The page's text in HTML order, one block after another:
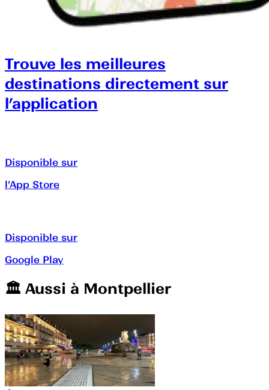
Trouve les meilleures
destinations directement sur
l’application
Disponible sur
l'App Store
Disponible sur
Google Play
🏛️️ Aussi à Montpellier